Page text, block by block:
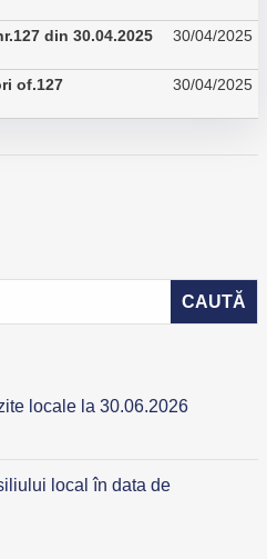
din 30.04.2025 30/04/2025
of.127 30/04/2025
locale la 30.06.2026
local în data de